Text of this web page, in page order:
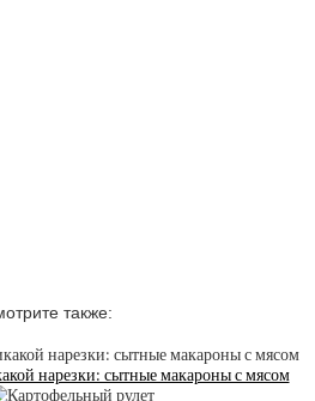
также:
нарезки: сытные макароны с мясом